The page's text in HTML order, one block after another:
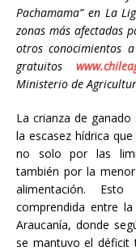
Pachamama” en La
zonas más afectadas
otros conocimientos
gratuitos
Ministerio de
La crianza de
la escasez hídrica
no solo por las
también por la
alimentación.
comprendida entre
Araucanía, donde
se mantuvo el déficit